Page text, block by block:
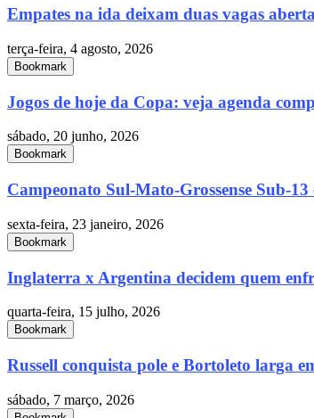
Empates na ida deixam duas vagas
terça-feira, 4 agosto, 2026
Bookmark
Jogos de hoje da Copa: veja agenda
sábado, 20 junho, 2026
Bookmark
Campeonato Sul-Mato-Grossense Sub-
sexta-feira, 23 janeiro, 2026
Bookmark
Inglaterra x Argentina decidem quem
quarta-feira, 15 julho, 2026
Bookmark
Russell conquista pole e Bortoleto larga
sábado, 7 março, 2026